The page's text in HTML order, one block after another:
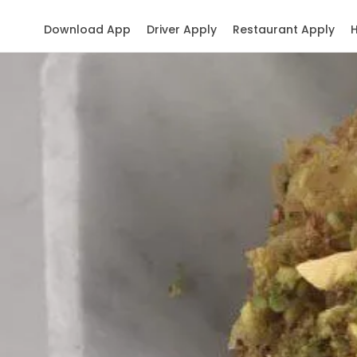
Restaurant Apply
Driver Apply
Download App